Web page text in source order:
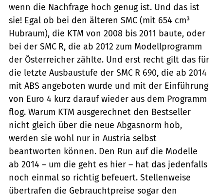
wenn die Nachfrage hoch genug ist. Und das ist
sie! Egal ob bei den älteren SMC (mit 654 cm³
Hubraum), die KTM von 2008 bis 2011 baute, oder
bei der SMC R, die ab 2012 zum Modellprogramm
der Österreicher zählte. Und erst recht gilt das für
die letzte Ausbaustufe der SMC R 690, die ab 2014
mit ABS angeboten wurde und mit der Einführung
von Euro 4 kurz darauf wieder aus dem Programm
flog. Warum KTM ausgerechnet den Bestseller
nicht gleich über die neue Abgasnorm hob,
werden sie wohl nur in Austria selbst
beantworten können. Den Run auf die Modelle
ab 2014 – um die geht es hier – hat das jedenfalls
noch einmal so richtig befeuert. Stellenweise
übertrafen die Gebrauchtpreise sogar den